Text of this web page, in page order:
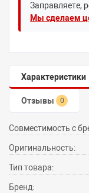
Заправляете,
Мы сделаем
Характеристики
Отзывы 0
Совместимость с
Оригинальность:
Тип товара:
Бренд: